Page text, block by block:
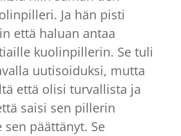
Ja hän pisti
että haluan antaa
kuolinpillerin. Se tuli
uutisoiduksi, mutta
että olisi turvallista ja
saisi sen pillerin
päättänyt. Se